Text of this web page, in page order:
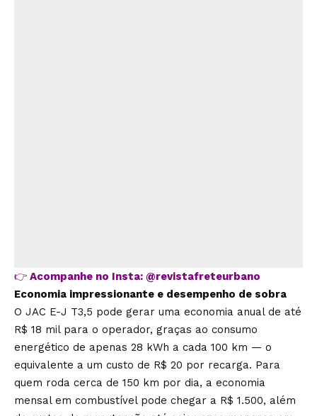
👉 Acompanhe no Insta: @revistafreteurbano
Economia impressionante e desempenho de sobra
O JAC E-J T3,5 pode gerar uma economia anual de até
R$ 18 mil para o operador, graças ao consumo
energético de apenas 28 kWh a cada 100 km — o
equivalente a um custo de R$ 20 por recarga. Para
quem roda cerca de 150 km por dia, a economia
mensal em combustível pode chegar a R$ 1.500, além